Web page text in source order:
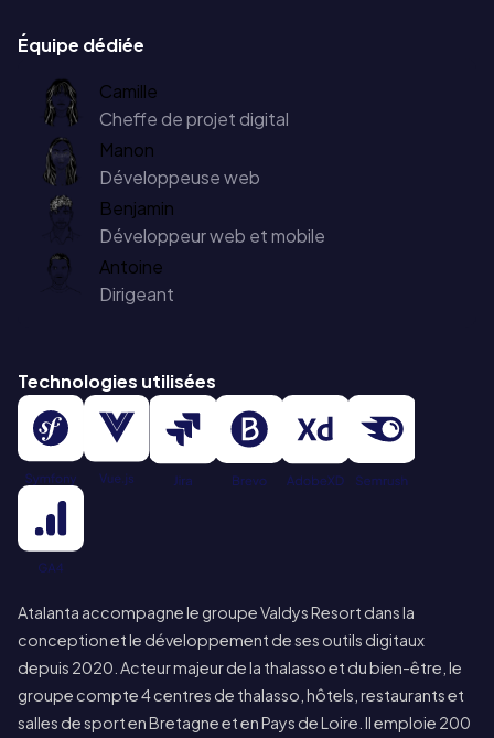
Équipe dédiée
Camille
Cheffe de projet digital
Manon
Développeuse web
Benjamin
Développeur web et mobile
Antoine
Dirigeant
Technologies utilisées
Atalanta accompagne le groupe Valdys Resort dans la
conception et le développement de ses outils digitaux
depuis 2020. Acteur majeur de la thalasso et du bien-être, le
groupe compte 4 centres de thalasso, hôtels, restaurants et
salles de sport en Bretagne et en Pays de Loire. Il emploie 200